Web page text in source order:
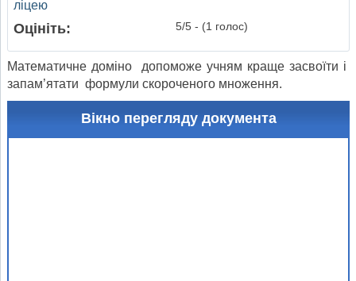
ліцею
Оцініть: 5/5 - (1 голос)
Математичне доміно допоможе учням краще засвоїти і
запам’ятати формули скороченого множення.
Вікно перегляду документа